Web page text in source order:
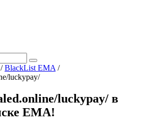
/BlackList EMA /
luckypay/
luckypay/ в
ЕМА!